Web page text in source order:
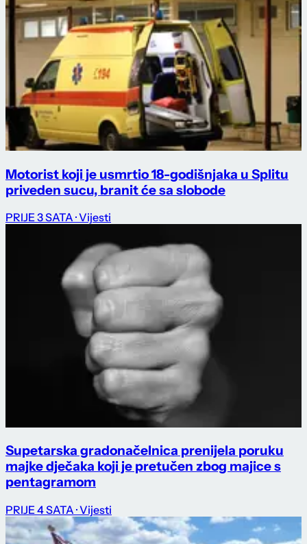
Motorist koji je usmrtio 18-godišnjaka u Splitu
priveden sucu, branit će sa slobode
PRIJE 3 SATA · Vijesti
Supetarska gradonačelnica prenijela poruku
majke dječaka koji je pretučen zbog majice s
pentagramom
PRIJE 4 SATA · Vijesti